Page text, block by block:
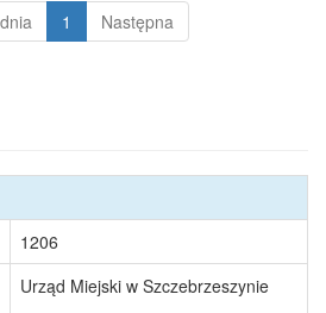
1 Następna
1206
Urząd Miejski w Szczebrzeszynie